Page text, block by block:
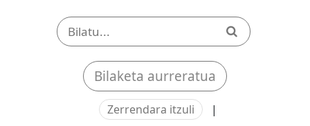
Bilaketa aurreratua
Zerrendara itzuli |